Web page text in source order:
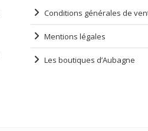
Conditions générales de
Mentions légales
Les boutiques d’Aubagne